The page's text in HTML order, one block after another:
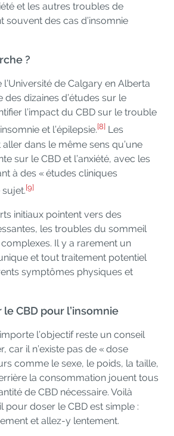
et les autres troubles de
souvent des cas d’insomnie
?
de Calgary en Alberta
des dizaines d’études sur le
l’impact du CBD sur le trouble
et l’épilepsie.[8] Les
dans le même sens qu’une
sur le CBD et l’anxiété, avec les
à des « études cliniques
[9]
initiaux pointent vers des
les troubles du sommeil
Il y a rarement un
et tout traitement potentiel
symptômes physiques et
CBD pour l’insomnie
l’objectif reste un conseil
car il n’existe pas de « dose
comme le sexe, le poids, la taille,
la consommation jouent tous
de CBD nécessaire. Voilà
pour doser le CBD est simple :
et allez-y lentement.